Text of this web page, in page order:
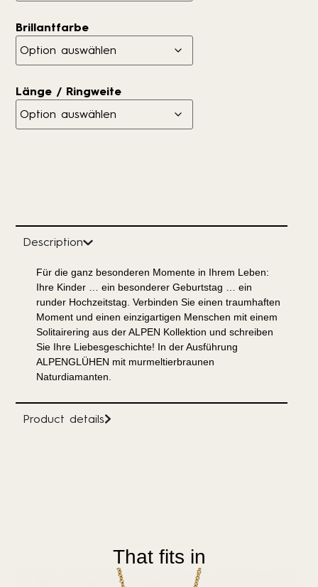
Brillantfarbe
Länge / Ringweite
Description
Für die ganz besonderen Momente in Ihrem Leben:
Ihre Kinder … ein besonderer Geburtstag … ein
runder Hochzeitstag. Verbinden Sie einen traumhaften
Moment und einen einzigartigen Menschen mit einem
Solitairering aus der ALPEN Kollektion und schreiben
Sie Ihre Liebesgeschichte! In der Ausführung
ALPENGLÜHEN mit murmeltierbraunen
Naturdiamanten.
Product details
That fits in